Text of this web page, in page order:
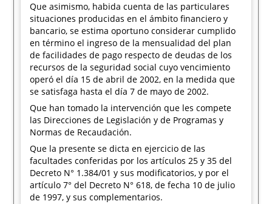
Que asimismo, habida cuenta de las particulares
situaciones producidas en el ámbito financiero y
bancario, se estima oportuno considerar cumplido
en término el ingreso de la mensualidad del plan
de facilidades de pago respecto de deudas de los
recursos de la seguridad social cuyo vencimiento
operó el día 15 de abril de 2002, en la medida que
se satisfaga hasta el día 7 de mayo de 2002.
Que han tomado la intervención que les compete
las Direcciones de Legislación y de Programas y
Normas de Recaudación.
Que la presente se dicta en ejercicio de las
facultades conferidas por los artículos 25 y 35 del
Decreto N° 1.384/01 y sus modificatorios, y por el
artículo 7° del Decreto N° 618, de fecha 10 de julio
de 1997, y sus complementarios.